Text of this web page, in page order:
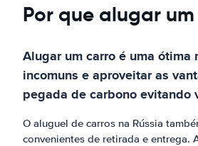
Por que alugar
Alugar um carro é uma
incomuns e aproveitar as
pegada de carbono evitando
O aluguel de carros na Rússia
convenientes de retirada e entrega.